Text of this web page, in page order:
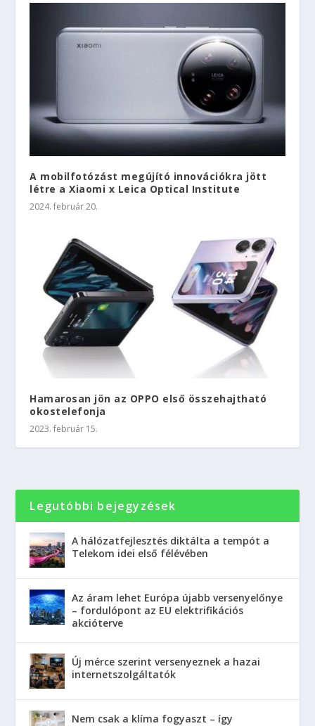
A mobilfotózást megújító innovációkra jött
létre a Xiaomi x Leica Optical Institute
2024. február 20.
Hamarosan jön az OPPO első összehajtható
okostelefonja
2023. február 15.
Legutóbbi bejegyzések
A hálózatfejlesztés diktálta a tempót a
Telekom idei első félévében
Az áram lehet Európa újabb versenyelőnye
– fordulópont az EU elektrifikációs
akcióterve
Új mérce szerint versenyeznek a hazai
internetszolgáltatók
Nem csak a klíma fogyaszt – így